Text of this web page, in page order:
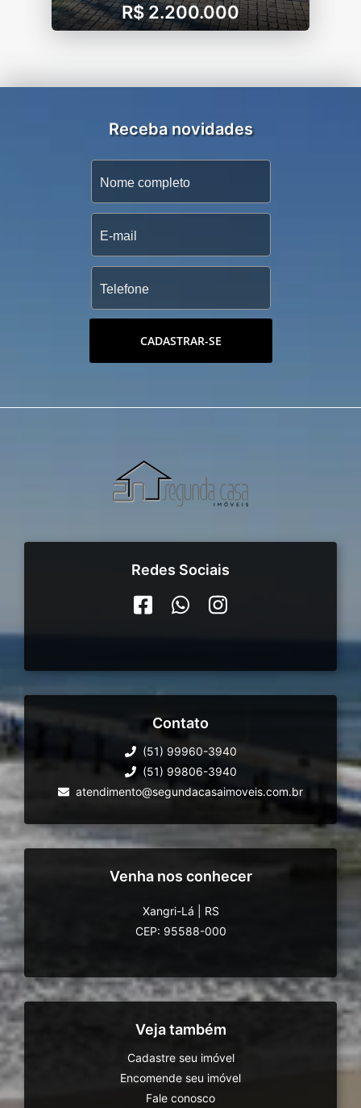
R$ 2.200.000
Receba novidades
CADASTRAR-SE
Redes Sociais
Contato
(51) 99960-3940
(51) 99806-3940
atendimento@segundacasaimoveis.com.br
Venha nos conhecer
Xangri-Lá
RS
CEP: 95588-000
Veja também
Cadastre seu imóvel
Encomende seu imóvel
Fale conosco